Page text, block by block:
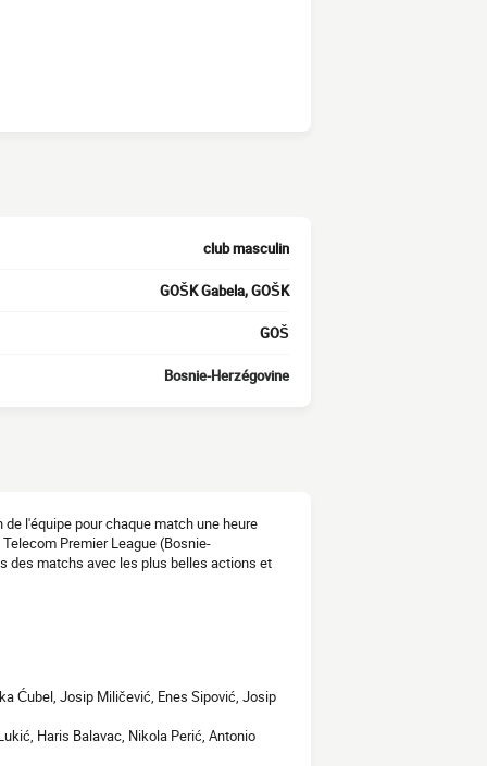
club masculin
GOŠK Gabela, GOŠK
GOŠ
Bosnie-Herzégovine
l'équipe pour chaque match une heure
Premier League (Bosnie-
des matchs avec les plus belles actions et
Ćubel, Josip Miličević, Enes Sipović, Josip
Haris Balavac, Nikola Perić, Antonio